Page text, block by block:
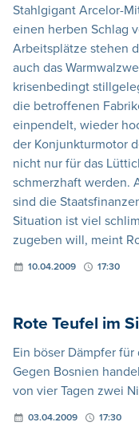
Stahlgigant Arcelor-
einen herben Schlag
Arbeitsplätze stehen
auch das
krisenbedingt
die betroffenen
einpendelt, wieder
der Konjunkturmotor
nicht nur für das
schmerzhaft werden.
sind die
Situation ist viel
zugeben will, meint
10.04.2009 17:30
Rote Teufel im
Ein böser Dämpfer
Gegen Bosnien
von vier Tagen zwei
03.04.2009 17:30